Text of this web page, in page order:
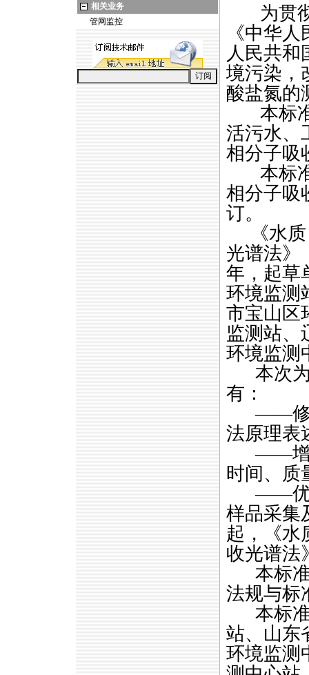
相关业务
管网监控
为贯彻
《中华
人民共和
境污染，
酸盐氮的
本标准
活污水、
相分子吸
本标准
相分子吸
订。
《水质
光谱法》
年，起草
环境监测
市宝山区
监测站、
环境监测
本次为
有：
——修改
法原理表
——增加
时间、质
——优化
样品采集
起，《水
收光谱法
本标准
法规与标
本标准
站、山东
环境监测